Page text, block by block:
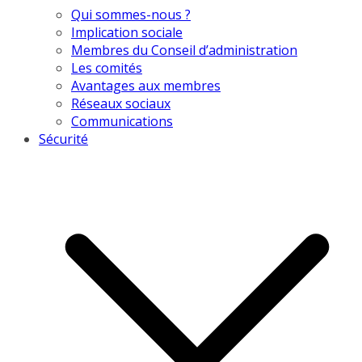
Qui sommes-nous ?
Implication sociale
Membres du Conseil d’administration
Les comités
Avantages aux membres
Réseaux sociaux
Communications
Sécurité